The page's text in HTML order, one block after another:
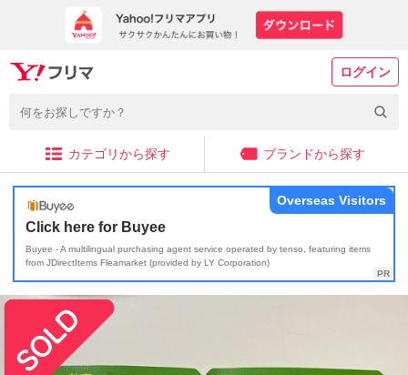
ログイン
カテゴリから探す ブランドから探す
Click here for Buyee
Buyee - A multilingual purchasing agent service operated by tenso, featuring items
from JDirectItems Fleamarket (provided by LY Corporation)
Overseas Visitors